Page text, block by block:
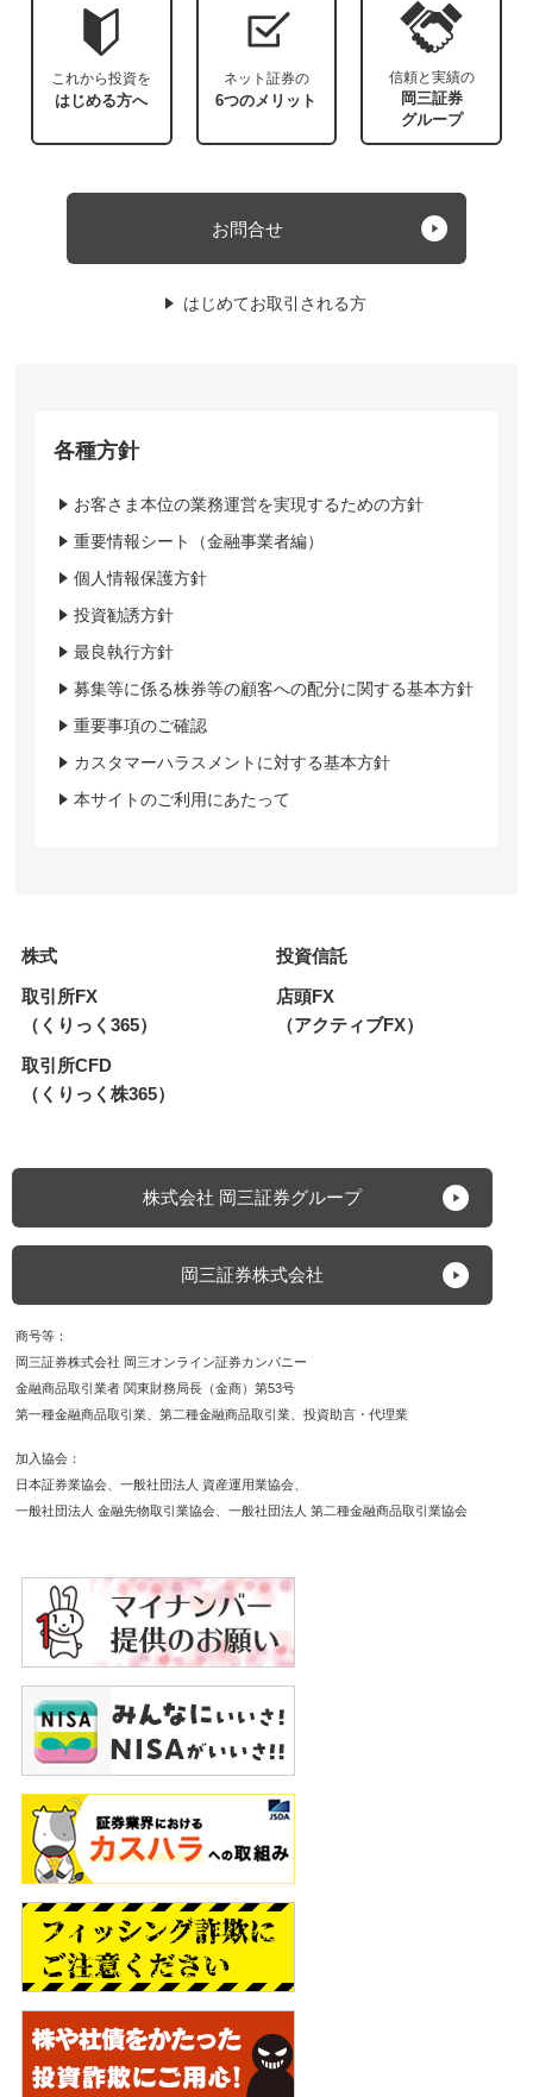
これから投資を
はじめる方へ
ネット証券の
6つのメリット
信頼と実績の
岡三証券
グループ
お問合せ
はじめてお取引される方
各種方針
お客さま本位の業務運営を実現するための方針
重要情報シート（金融事業者編）
個人情報保護方針
投資勧誘方針
最良執行方針
募集等に係る株券等の顧客への配分に関する基本方針
重要事項のご確認
カスタマーハラスメントに対する基本方針
本サイトのご利用にあたって
株式
投資信託
取引所FX
（くりっく365）
店頭FX
（アクティブFX）
取引所CFD
（くりっく株365）
株式会社 岡三証券グループ
岡三証券株式会社
商号等
岡三証券株式会社 岡三オンライン証券カンパニー
金融商品取引業者 関東財務局長（金商）第53号
第一種金融商品取引業
第二種金融商品取引業 投資助言・代理業
加入協会
日本証券業協会
一般社団法人 資産運用業協会
一般社団法人 金融先物取引業協会
一般社団法人 第二種金融商品取引業協会